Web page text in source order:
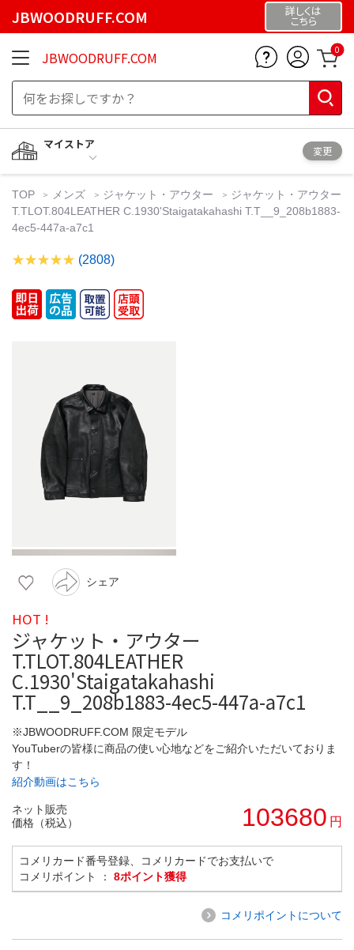
JBWOODRUFF.COM 詳しくは
こちら
JBWOODRUFF.COM 0
マイストア
変更
TOP メンズ ジャケット・アウター
ジャケット・アウター
T.TLOT.804LEATHER C.1930'Staigatakahashi T.T__9_208b1883-
4ec5-447a-a7c1
(2808)
シェア
HOT !
ジャケット・アウター
T.TLOT.804LEATHER
C.1930'Staigatakahashi
T.T__9_208b1883-4ec5-447a-a7c1
※JBWOODRUFF.COM 限定モデル
YouTuberの皆様に商品の使い心地などをご紹介いただいておりま
す！
紹介動画はこちら
ネット販売
価格（税込）
103680 円
コメリカード番号登録、コメリカードでお支払いで
コメリポイント ： 8ポイント獲得
コメリポイントについて